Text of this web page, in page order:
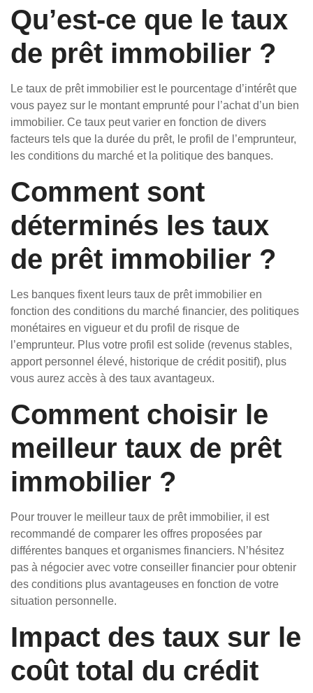
Qu’est-ce que le taux
de prêt immobilier ?
Le taux de prêt immobilier est le pourcentage d’intérêt que
vous payez sur le montant emprunté pour l’achat d’un bien
immobilier. Ce taux peut varier en fonction de divers
facteurs tels que la durée du prêt, le profil de l’emprunteur,
les conditions du marché et la politique des banques.
Comment sont
déterminés les taux
de prêt immobilier ?
Les banques fixent leurs taux de prêt immobilier en
fonction des conditions du marché financier, des politiques
monétaires en vigueur et du profil de risque de
l’emprunteur. Plus votre profil est solide (revenus stables,
apport personnel élevé, historique de crédit positif), plus
vous aurez accès à des taux avantageux.
Comment choisir le
meilleur taux de prêt
immobilier ?
Pour trouver le meilleur taux de prêt immobilier, il est
recommandé de comparer les offres proposées par
différentes banques et organismes financiers. N’hésitez
pas à négocier avec votre conseiller financier pour obtenir
des conditions plus avantageuses en fonction de votre
situation personnelle.
Impact des taux sur le
coût total du crédit